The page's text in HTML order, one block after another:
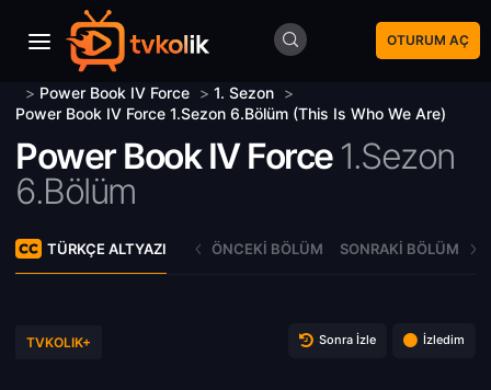
OTURUM AÇ
> Power Book IV Force > 1. Sezon >
Power Book IV Force 1.Sezon 6.Bölüm (This Is Who We Are)
Power Book IV Force 1.Sezon
6.Bölüm
TÜRKÇE ALTYAZI ÖNCEKI BÖLÜM SONRAKI BÖLÜM
TVKOLIK+ Sonra İzle İzledim